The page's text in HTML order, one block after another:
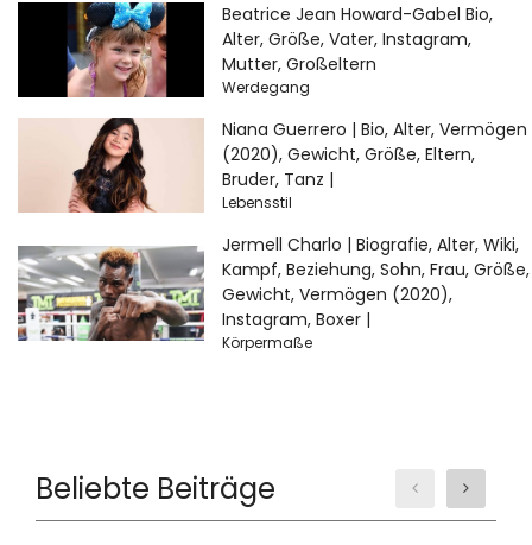
Beatrice Jean Howard-Gabel Bio,
Alter, Größe, Vater, Instagram,
Mutter, Großeltern
Werdegang
Niana Guerrero | Bio, Alter, Vermögen
(2020), Gewicht, Größe, Eltern,
Bruder, Tanz |
Lebensstil
Jermell Charlo | Biografie, Alter, Wiki,
Kampf, Beziehung, Sohn, Frau, Größe,
Gewicht, Vermögen (2020),
Instagram, Boxer |
Körpermaße
Beliebte Beiträge